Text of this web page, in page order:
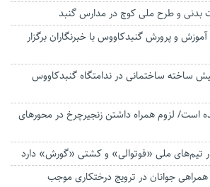
بدنی و طرح ملی کوچ در مدارس گنبد
و پرورش گنبدکاووس با خبرنگاران برگزار
پیش ساخته ساختمانی در ندامتگاه گنبدکاووس
است/ لزوم همراه داشتن زنجیرچرخ در محور‌های
جوانان در ترویج درختکاری موجب